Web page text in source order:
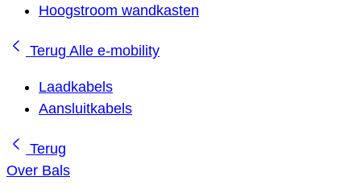
Hoogstroom wandkasten
Terug Alle e-mobility
Laadkabels
Aansluitkabels
Terug
Over Bals